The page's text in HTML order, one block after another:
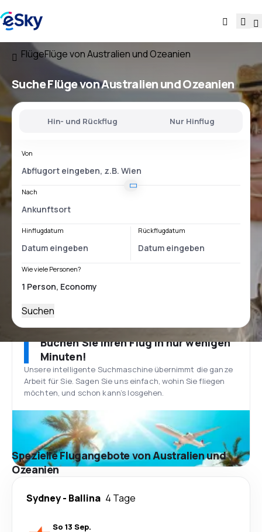
FlügeFlüge von Australien und Ozeanien
Suche Flüge von Australien und Ozeanien
Hin- und Rückflug Nur Hinflug
Von
Nach
Hinflugdatum Rückflugdatum
Wie viele Personen?
Suchen
Buchen Sie Ihren Flug in nur wenigen
Minuten!
Unsere intelligente Suchmaschine übernimmt die ganze
Arbeit für Sie. Sagen Sie uns einfach, wohin Sie fliegen
möchten, und schon kann’s losgehen.
Spezielle Flugangebote von Australien und
Ozeanien
Sydney- Ballina 4 Tage
So 13 Sep.